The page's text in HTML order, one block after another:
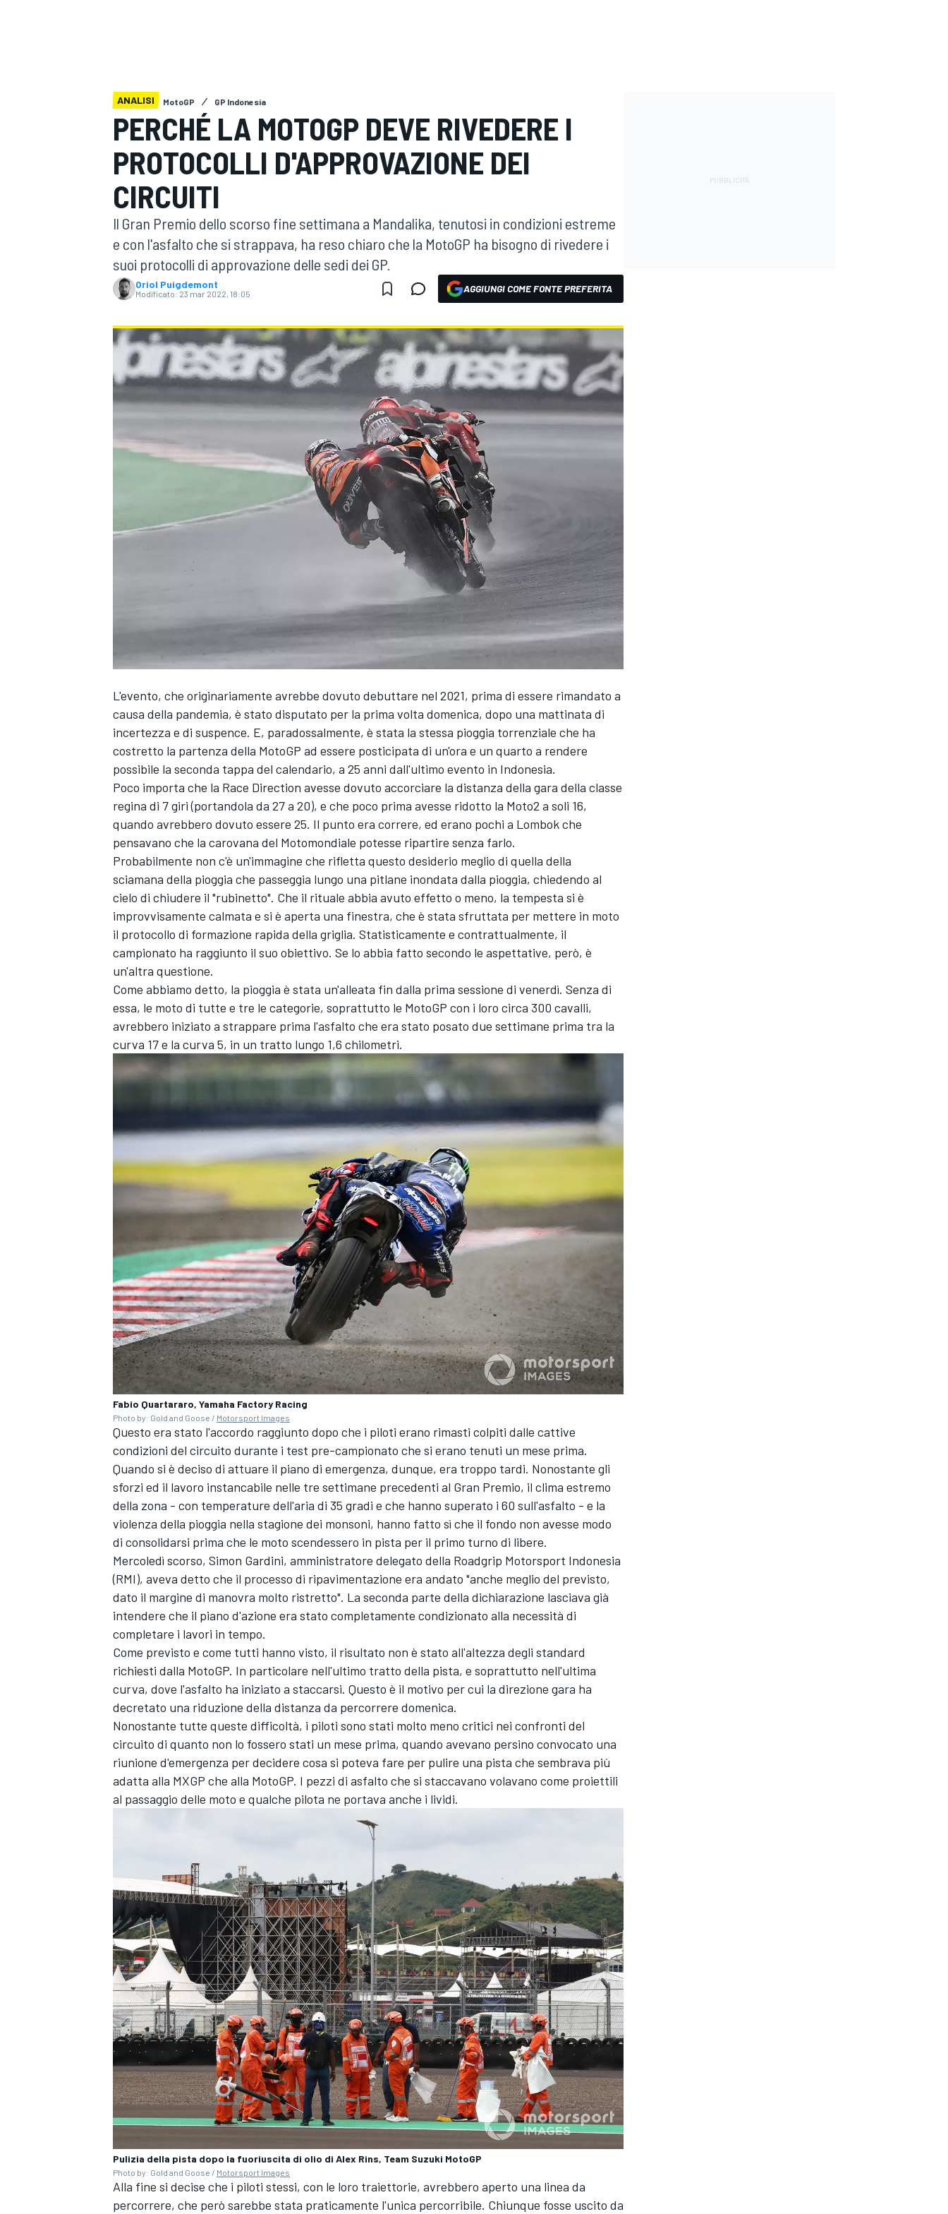
WRC
MONOMARCA
ANALISI MotoGP GP Indonesia
PERCHÉ LA MOTOGP DEVE RIVEDERE I
PROTOCOLLI D'APPROVAZIONE DEI
CIRCUITI
Il Gran Premio dello scorso fine settimana a Mandalika, tenutosi in condizioni estreme
e con l'asfalto che si strappava, ha reso chiaro che la MotoGP ha bisogno di rivedere i
suoi protocolli di approvazione delle sedi dei GP.
Oriol Puigdemont
Modificato: 23 mar 2022, 18:05 AGGIUNGI COME FONTE PREFERITA
L'evento, che originariamente avrebbe dovuto debuttare nel 2021, prima di essere rimandato a
causa della pandemia, è stato disputato per la prima volta domenica, dopo una mattinata di
incertezza e di suspence. E, paradossalmente, è stata la stessa pioggia torrenziale che ha
costretto la partenza della MotoGP ad essere posticipata di un'ora e un quarto a rendere
possibile la seconda tappa del calendario, a 25 anni dall'ultimo evento in Indonesia.
Poco importa che la Race Direction avesse dovuto accorciare la distanza della gara della classe
regina di 7 giri (portandola da 27 a 20), e che poco prima avesse ridotto la Moto2 a soli 16,
quando avrebbero dovuto essere 25. Il punto era correre, ed erano pochi a Lombok che
pensavano che la carovana del Motomondiale potesse ripartire senza farlo.
Probabilmente non c'è un'immagine che rifletta questo desiderio meglio di quella della
sciamana della pioggia che passeggia lungo una pitlane inondata dalla pioggia, chiedendo al
cielo di chiudere il "rubinetto". Che il rituale abbia avuto effetto o meno, la tempesta si è
improvvisamente calmata e si è aperta una finestra, che è stata sfruttata per mettere in moto
il protocollo di formazione rapida della griglia. Statisticamente e contrattualmente, il
campionato ha raggiunto il suo obiettivo. Se lo abbia fatto secondo le aspettative, però, è
un'altra questione.
Come abbiamo detto, la pioggia è stata un'alleata fin dalla prima sessione di venerdì. Senza di
essa, le moto di tutte e tre le categorie, soprattutto le MotoGP con i loro circa 300 cavalli,
avrebbero iniziato a strappare prima l'asfalto che era stato posato due settimane prima tra la
curva 17 e la curva 5, in un tratto lungo 1,6 chilometri.
Fabio Quartararo, Yamaha Factory Racing
Photo by: Gold and Goose / Motorsport Images
Questo era stato l'accordo raggiunto dopo che i piloti erano rimasti colpiti dalle cattive
condizioni del circuito durante i test pre-campionato che si erano tenuti un mese prima.
Quando si è deciso di attuare il piano di emergenza, dunque, era troppo tardi. Nonostante gli
sforzi ed il lavoro instancabile nelle tre settimane precedenti al Gran Premio, il clima estremo
della zona - con temperature dell'aria di 35 gradi e che hanno superato i 60 sull'asfalto - e la
violenza della pioggia nella stagione dei monsoni, hanno fatto sì che il fondo non avesse modo
di consolidarsi prima che le moto scendessero in pista per il primo turno di libere.
Mercoledì scorso, Simon Gardini, amministratore delegato della Roadgrip Motorsport Indonesia
(RMI), aveva detto che il processo di ripavimentazione era andato "anche meglio del previsto,
dato il margine di manovra molto ristretto". La seconda parte della dichiarazione lasciava già
intendere che il piano d'azione era stato completamente condizionato alla necessità di
completare i lavori in tempo.
Come previsto e come tutti hanno visto, il risultato non è stato all'altezza degli standard
richiesti dalla MotoGP. In particolare nell'ultimo tratto della pista, e soprattutto nell'ultima
curva, dove l'asfalto ha iniziato a staccarsi. Questo è il motivo per cui la direzione gara ha
decretato una riduzione della distanza da percorrere domenica.
Nonostante tutte queste difficoltà, i piloti sono stati molto meno critici nei confronti del
circuito di quanto non lo fossero stati un mese prima, quando avevano persino convocato una
riunione d'emergenza per decidere cosa si poteva fare per pulire una pista che sembrava più
adatta alla MXGP che alla MotoGP. I pezzi di asfalto che si staccavano volavano come proiettili
al passaggio delle moto e qualche pilota ne portava anche i lividi.
Pulizia della pista dopo la fuoriuscita di olio di Alex Rins, Team Suzuki MotoGP
Photo by: Gold and Goose / Motorsport Images
Alla fine si decise che i piloti stessi, con le loro traiettorie, avrebbero aperto una linea da
percorrere, che però sarebbe stata praticamente l'unica percorribile. Chiunque fosse uscito da